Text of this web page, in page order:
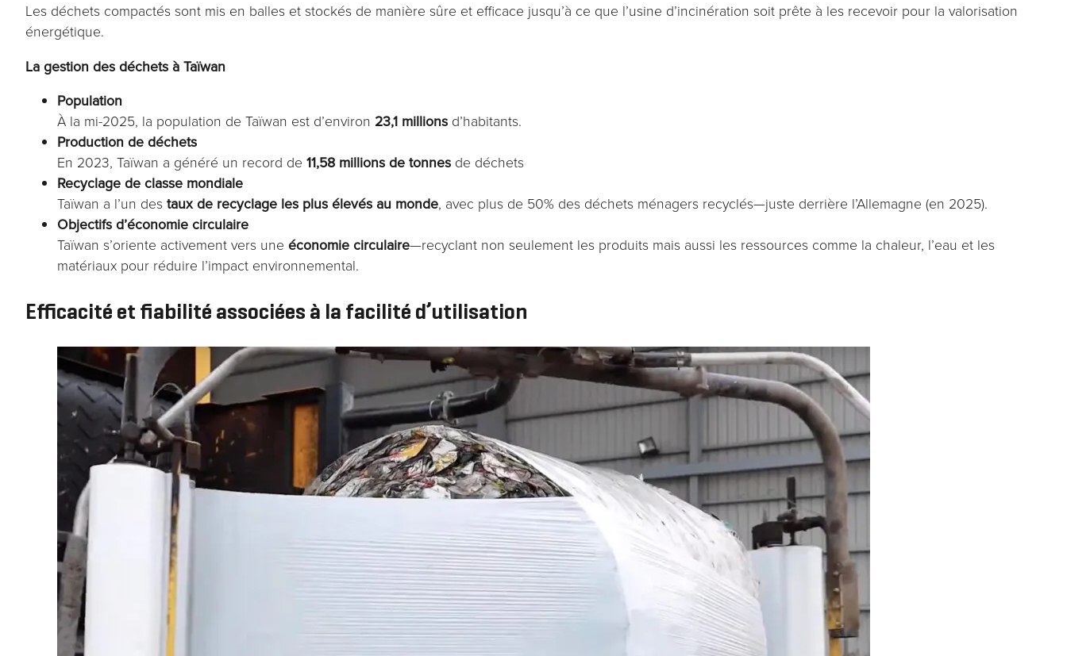
Les déchets compactés sont mis en balles et stockés de manière sûre et efficace jusqu’à ce que l’usine d’incinération soit prête à les recevoir pour la valorisation
énergétique.
La gestion des déchets à Taïwan
Population
À la mi-2025, la population de Taïwan est d’environ 23,1 millions d’habitants.
Production de déchets
En 2023, Taïwan a généré un record de 11,58 millions de tonnes de déchets
Recyclage de classe mondiale
Taïwan a l’un des taux de recyclage les plus élevés au monde, avec plus de 50% des déchets ménagers recyclés—juste derrière l’Allemagne (en 2025).
Objectifs d’économie circulaire
Taïwan s’oriente activement vers une économie circulaire—recyclant non seulement les produits mais aussi les ressources comme la chaleur, l’eau et les
matériaux pour réduire l’impact environnemental.
Efficacité et fiabilité associées à la facilité d’utilisation